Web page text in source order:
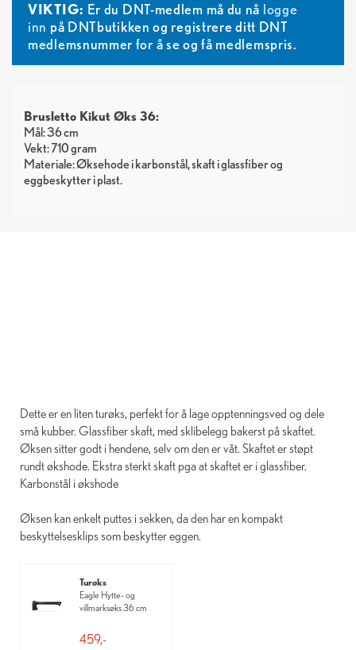
VIKTIG: Er du DNT-medlem må du nå logge
inn på DNTbutikken og registrere ditt DNT
medlemsnummer for å se og få medlemspris.
Brusletto Kikut Øks 36:
Mål: 36 cm
Vekt: 710 gram
Materiale: Øksehode i karbonstål, skaft i glassfiber og
eggbeskytter i plast.
Dette er en liten turøks, perfekt for å lage opptenningsved og dele
små kubber. Glassfiber skaft, med sklibelegg bakerst på skaftet.
Øksen sitter godt i hendene, selv om den er våt. Skaftet er støpt
rundt økshode. Ekstra sterkt skaft pga at skaftet er i glassfiber.
Karbonstål i økshode
Øksen kan enkelt puttes i sekken, da den har en kompakt
beskyttelsesklips som beskytter eggen.
Turøks
Eagle Hytte- og
villmarksøks 36 cm
459,-